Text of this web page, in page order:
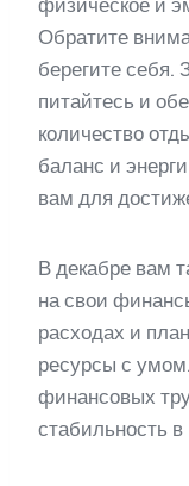
физическое и
Обратите
берегите себя.
питайтесь и
количество
баланс и
вам для
В декабре вам
на свои
расходах и
ресурсы с
финансовых
стабильность